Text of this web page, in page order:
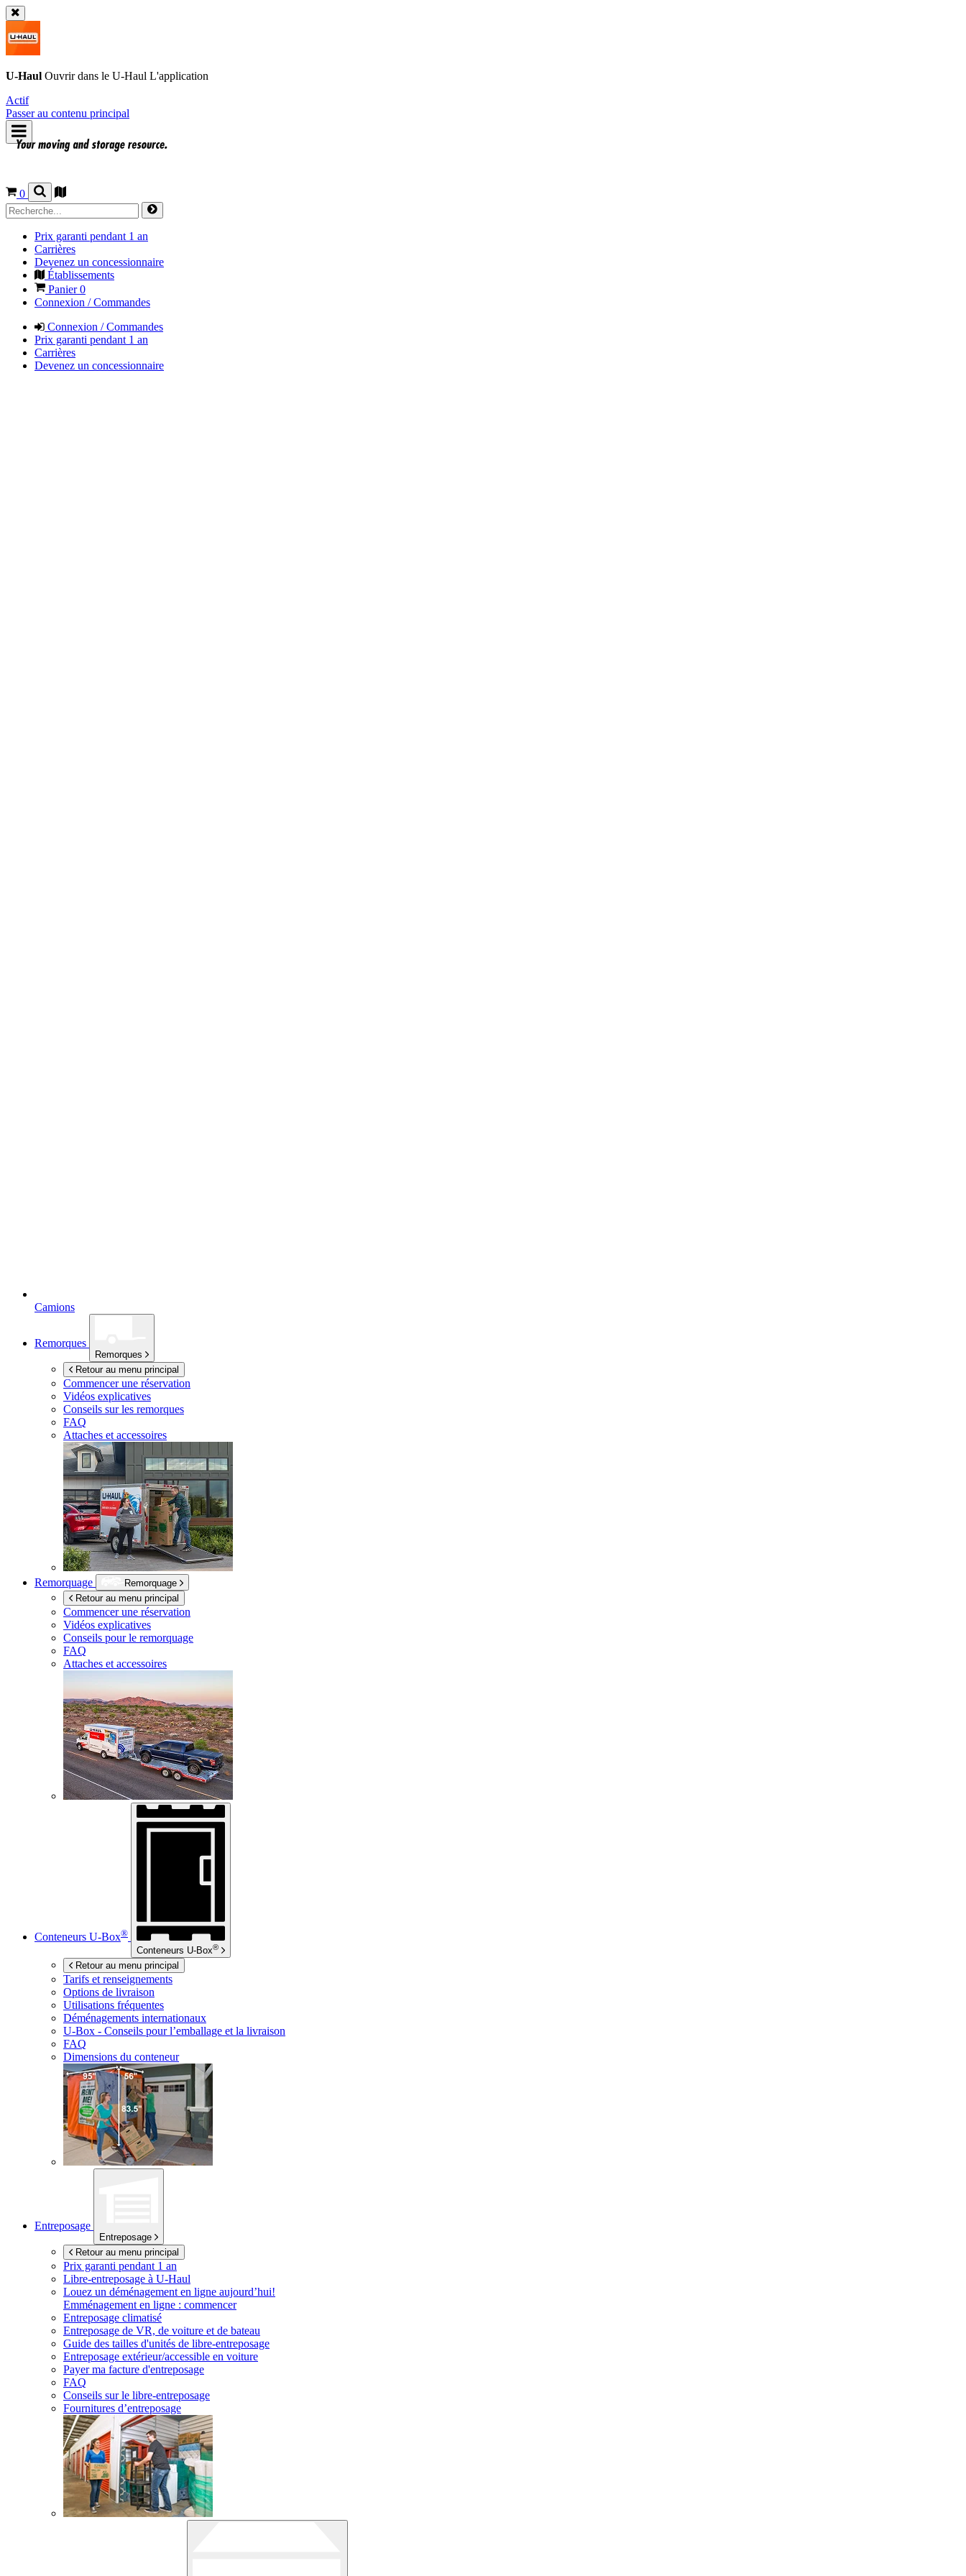
U-Haul Ouvrir dans le U-Haul L'application
Actif
Passer au contenu principal
0
Prix garanti pendant 1 an
Carrières
Devenez un concessionnaire
Établissements
Panier0
Connexion / Commandes
Connexion / Commandes
Prix garanti pendant 1 an
Carrières
Devenez un concessionnaire
Camions
Remorques
Remorques
Retour au menu principal
Commencer une réservation
Vidéos explicatives
Conseils sur les remorques
FAQ
Attaches et accessoires
Remorquage
Remorquage
Retour au menu principal
Commencer une réservation
Vidéos explicatives
Conseils pour le remorquage
FAQ
Attaches et accessoires
Conteneurs U-Box®
Conteneurs U-Box®
Retour au menu principal
Tarifs et renseignements
Options de livraison
Utilisations fréquentes
Déménagements internationaux
U-Box - Conseils pour l’emballage et la livraison
FAQ
Dimensions du conteneur
Entreposage
Entreposage
Retour au menu principal
Prix garanti pendant 1 an
Libre-entreposage à U-Haul
Louez un déménagement en ligne aujourd’hui!
Emménagement en ligne : commencer
Entreposage climatisé
Entreposage de VR, de voiture et de bateau
Guide des tailles d'unités de libre-entreposage
Entreposage extérieur/accessible en voiture
Payer ma facture d'entreposage
FAQ
Conseils sur le libre-entreposage
Fournitures d’entreposage